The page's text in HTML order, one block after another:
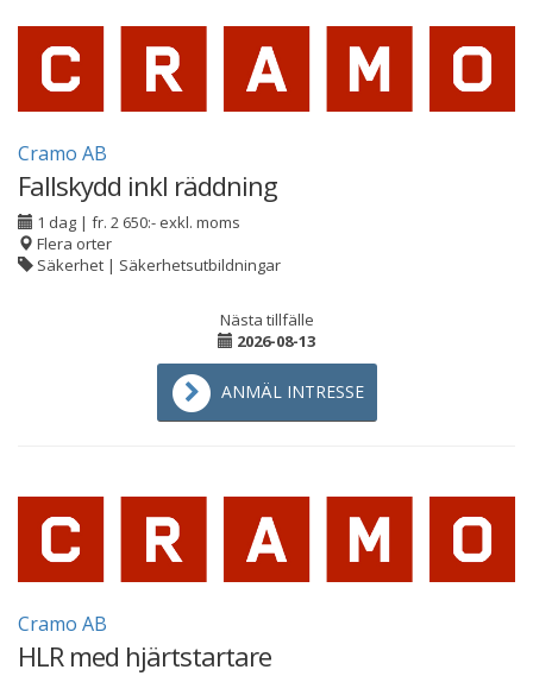
Cramo AB
Fallskydd inkl räddning
1 dag | fr. 2 650:- exkl. moms
Flera orter
Säkerhet | Säkerhetsutbildningar
Nästa tillfälle
2026-08-13
ANMÄL INTRESSE
Cramo AB
HLR med hjärtstartare